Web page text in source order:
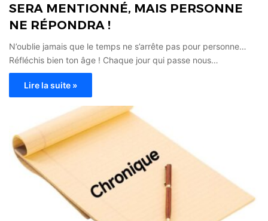
SERA MENTIONNÉ, MAIS PERSONNE
NE RÉPONDRA !
N’oublie jamais que le temps ne s’arrête pas pour personne…
Réfléchis bien ton âge ! Chaque jour qui passe nous…
Lire la suite »